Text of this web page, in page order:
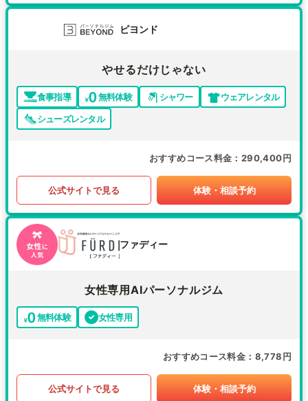
ビヨンド
やせるだけじゃない
食事指導 無料体験 シャワー
ウェアレンタル
シューズレンタル
おすすめコース料金 290,400円
公式サイトで見る 体験・相談予約
ファディー
女性専用AIパーソナルジム
無料体験 女性専用
おすすめコース料金 8,778円
公式サイトで見る 体験・相談予約